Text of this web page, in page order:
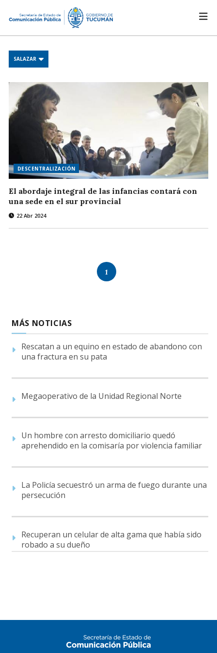
SALAZAR
DESCENTRALIZACIÓN
El abordaje integral de las infancias contará con
una sede en el sur provincial
22 Abr 2024
1
MÁS NOTICIAS
Rescatan a un equino en estado de abandono con
una fractura en su pata
Megaoperativo de la Unidad Regional Norte
Un hombre con arresto domiciliario quedó
aprehendido en la comisaría por violencia familiar
La Policía secuestró un arma de fuego durante una
persecución
Recuperan un celular de alta gama que había sido
robado a su dueño